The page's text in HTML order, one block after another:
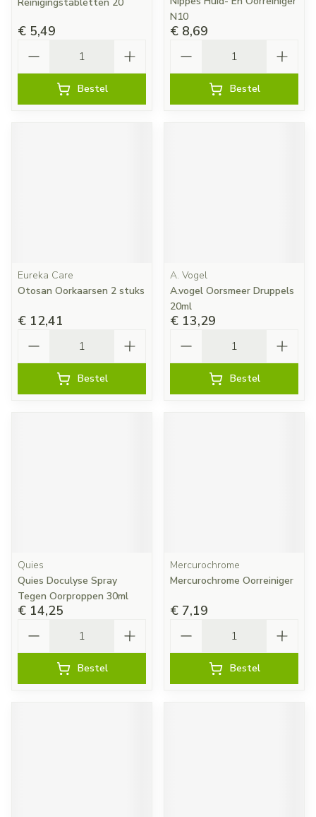
€ 5,49
Bestel
N10
€ 8,69
Bestel
Eureka Care
Otosan Oorkaarsen 2 stuks
€ 12,41
Bestel
A. Vogel
A.vogel Oorsmeer Druppels
20ml
€ 13,29
Bestel
Quies
Quies Doculyse Spray
Tegen Oorproppen 30ml
€ 14,25
Bestel
Mercurochrome
Mercurochrome Oorreiniger
€ 7,19
Bestel